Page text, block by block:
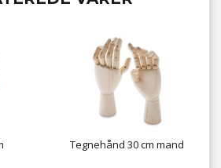
Tegnehånd 30 cm mand